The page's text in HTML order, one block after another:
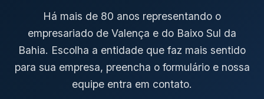
Há mais de 80 anos representando o
empresariado de Valença e do Baixo Sul da
Bahia. Escolha a entidade que faz mais sentido
para sua empresa, preencha o formulário e nossa
equipe entra em contato.